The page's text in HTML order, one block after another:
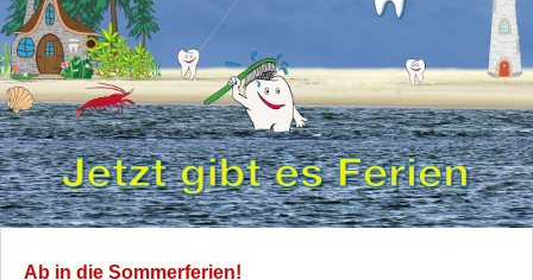
Ab in die Sommerferien!